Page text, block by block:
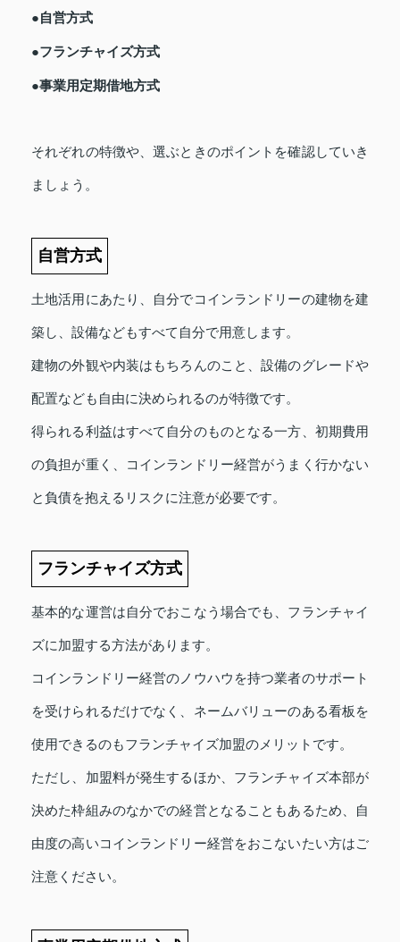
●自営方式
●フランチャイズ方式
●事業用定期借地方式
それぞれの特徴や、選ぶときのポイントを確認していき
ましょう。
自営方式
土地活用にあたり、自分でコインランドリーの建物を建
築し、設備などもすべて自分で用意します。
建物の外観や内装はもちろんのこと、設備のグレードや
配置なども自由に決められるのが特徴です。
得られる利益はすべて自分のものとなる一方、初期費用
の負担が重く、コインランドリー経営がうまく行かない
と負債を抱えるリスクに注意が必要です。
フランチャイズ方式
基本的な運営は自分でおこなう場合でも、フランチャイ
ズに加盟する方法があります。
コインランドリー経営のノウハウを持つ業者のサポート
を受けられるだけでなく、ネームバリューのある看板を
使用できるのもフランチャイズ加盟のメリットです。
ただし、加盟料が発生するほか、フランチャイズ本部が
決めた枠組みのなかでの経営となることもあるため、自
由度の高いコインランドリー経営をおこないたい方はご
注意ください。